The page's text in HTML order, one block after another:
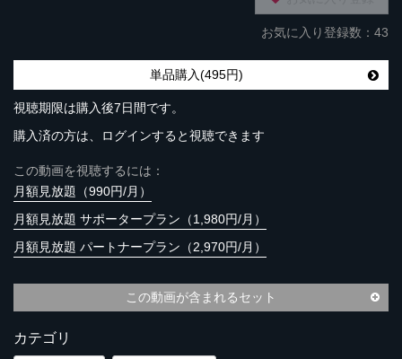
お気に入り登録数：43
単品購入(495円)
視聴期限は購入後7日間です。
購入済の方は、ログインすると視聴できます
この動画を視聴するには：
月額見放題（990円/月）
月額見放題 サポータープラン（1,980円/月）
月額見放題 パートナープラン（2,970円/月）
この動画が含まれるセット
カテゴリ